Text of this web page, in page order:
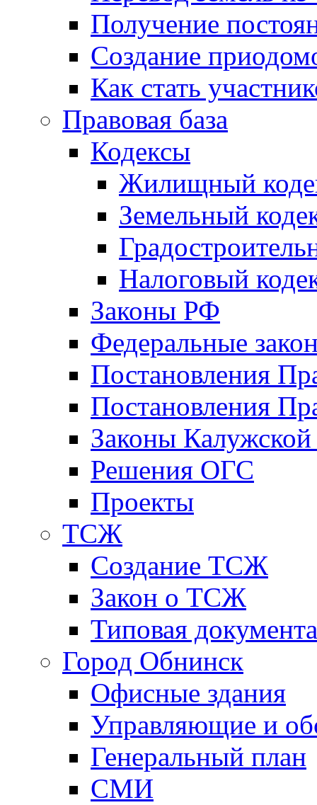
Получение
Создание
Как стать
Правовая база
Кодексы
Жилищный
Земельный
Налоговый
Законы РФ
Федеральные
Постановления
Постановления
Законы Калужской
Решения ОГС
Проекты
ТСЖ
Создание ТСЖ
Закон о ТСЖ
Типовая
Город Обнинск
Офисные здания
Управляющие и
Генеральный план
СМИ